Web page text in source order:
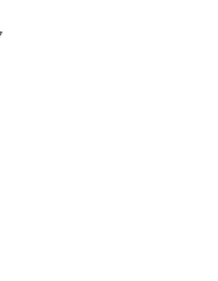
起・申込停止)など、空売
情報を集計し、図解でわ